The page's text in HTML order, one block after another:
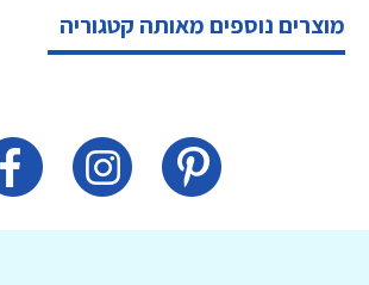
מוצרים נוספים מאותה קטגוריה